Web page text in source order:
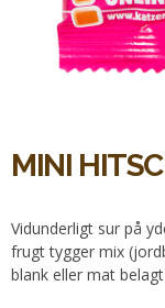
MINI
Vidunderligt sur på
frugt tygger mix
blank eller mat